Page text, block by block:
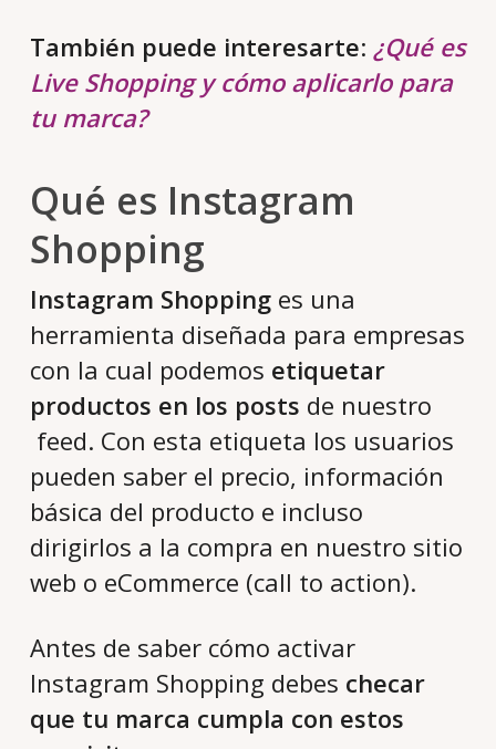
También puede interesarte: ¿Qué es
Live Shopping y cómo aplicarlo para
tu marca?
Qué es Instagram
Shopping
Instagram Shoppinges una
herramienta diseñada para empresas
con la cual podemos etiquetar
productos en los posts de nuestro
feed. Con esta etiqueta los usuarios
pueden saber el precio, información
básica del producto e incluso
dirigirlos a la compra en nuestro sitio
web o eCommerce (call to action).
Antes de saber cómo activar
Instagram Shopping debes checar
que tu marca cumpla con estos